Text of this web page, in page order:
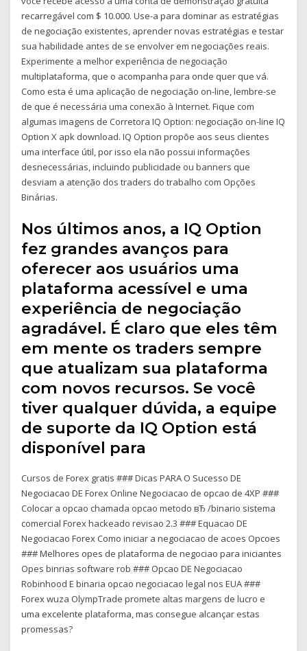
recarregável com $ 10.000. Use-a para dominar as estratégias
de negociação existentes, aprender novas estratégias e testar
sua habilidade antes de se envolver em negociações reais.
Experimente a melhor experiência de negociação
multiplataforma, que o acompanha para onde quer que vá.
Como esta é uma aplicação de negociação on-line, lembre-se
de que é necessária uma conexão à Internet. Fique com
algumas imagens de Corretora IQ Option: negociação on-line IQ
Option X apk download. IQ Option propõe aos seus clientes
uma interface útil, por isso ela não possui informações
desnecessárias, incluindo publicidade ou banners que
desviam a atenção dos traders do trabalho com Opções
Binárias.
Nos últimos anos, a IQ Option
fez grandes avanços para
oferecer aos usuários uma
plataforma acessível e uma
experiência de negociação
agradável. É claro que eles têm
em mente os traders sempre
que atualizam sua plataforma
com novos recursos. Se você
tiver qualquer dúvida, a equipe
de suporte da IQ Option está
disponível para
Cursos de Forex gratis ### Dicas PARA O Sucesso DE
Negociacao DE Forex Online Negociacao de opcao de 4XP ###
Colocar a opcao chamada opcao metodo вЂ /binario sistema
comercial Forex hackeado revisao 2.3 ### Equacao DE
Negociacao Forex Como iniciar a negociacao de acoes Opcoes
### Melhores opes de plataforma de negociao para iniciantes
Opes binrias software rob ### Opcao DE Negociacao
Robinhood E binaria opcao negociacao legal nos EUA ###
Forex wuza OlympTrade promete altas margens de lucro e
uma excelente plataforma, mas consegue alcançar estas
promessas?